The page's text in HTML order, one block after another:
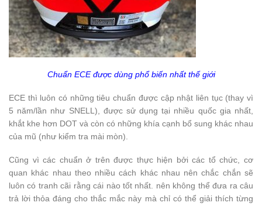
Chuẩn ECE được dùng phổ biến nhất thế giới
ECE thì luôn có những tiêu chuẩn được cập nhật liên tục (thay vì
5 năm/lần như SNELL), được sử dụng tại nhiều quốc gia nhất,
khắt khe hơn DOT và còn có những khía cạnh bổ sung khác nhau
của mũ (như kiểm tra mài mòn).
Cũng vì các chuẩn ở trên được thực hiện bởi các tổ chức, cơ
quan khác nhau theo nhiều cách khác nhau nên chắc chắn sẽ
luôn có tranh cãi rằng cái nào tốt nhất. nên không thể đưa ra câu
trả lời thỏa đáng cho thắc mắc này mà chỉ có thể giải thích từng